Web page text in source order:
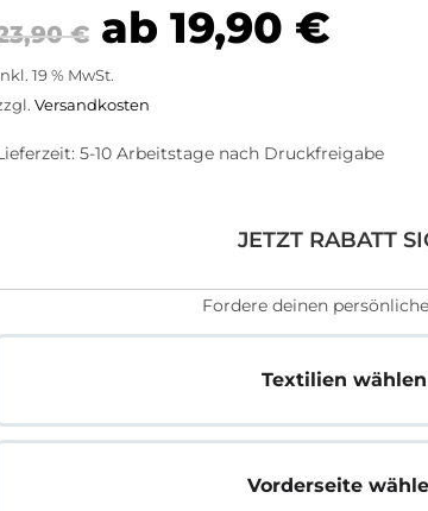
€ ab 19,90 €
19 % MwSt.
Versandkosten
5-10 Arbeitstage nach Druckfreigabe
JETZT RABATT
Fordere deinen
Textilien wählen
Vorderseite